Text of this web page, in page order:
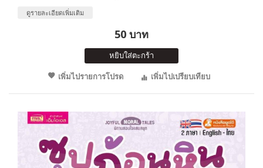
ดูรายละเอียดเพิ่มเติม
50 บาท
หยิบใส่ตะกร้า
เพิ่มไปรายการโปรด
เพิ่มไปเปรียบเทียบ